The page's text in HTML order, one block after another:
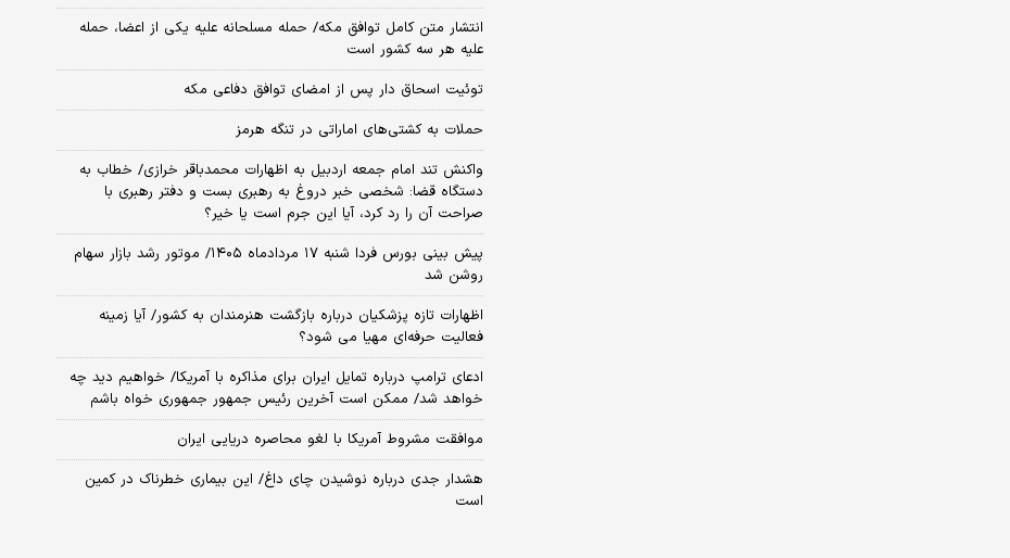
انتشار متن کامل توافق مکه/ حمله مسلحانه علیه یکی از اعضا، حمله
علیه هر سه کشور است
توئیت اسحاق دار پس از امضای توافق دفاعی مکه
حملات به کشتی‌های اماراتی در تنگه هرمز
واکنش تند امام جمعه اردبیل به اظهارات محمدباقر خرازی/ خطاب به
دستگاه قضا: شخصی خبر دروغ به رهبری بست و دفتر رهبری با
صراحت آن را رد کرد، آیا این جرم است یا خیر؟
پیش بینی بورس فردا شنبه ۱۷ مردادماه ۱۴۰۵/ موتور رشد بازار سهام
روشن شد
اظهارات تازه پزشکیان درباره بازگشت هنرمندان به کشور/ آیا زمینه
فعالیت حرفه‌ای مهیا می شود؟
ادعای ترامپ درباره تمایل ایران برای مذاکره با آمریکا/ خواهیم دید چه
خواهد شد/ ممکن است آخرین رئیس‌ جمهور جمهوری خواه باشم
موافقت مشروط آمریکا با لغو محاصره دریایی ایران
هشدار جدی درباره نوشیدن چای داغ/ این بیماری خطرناک در کمین
است